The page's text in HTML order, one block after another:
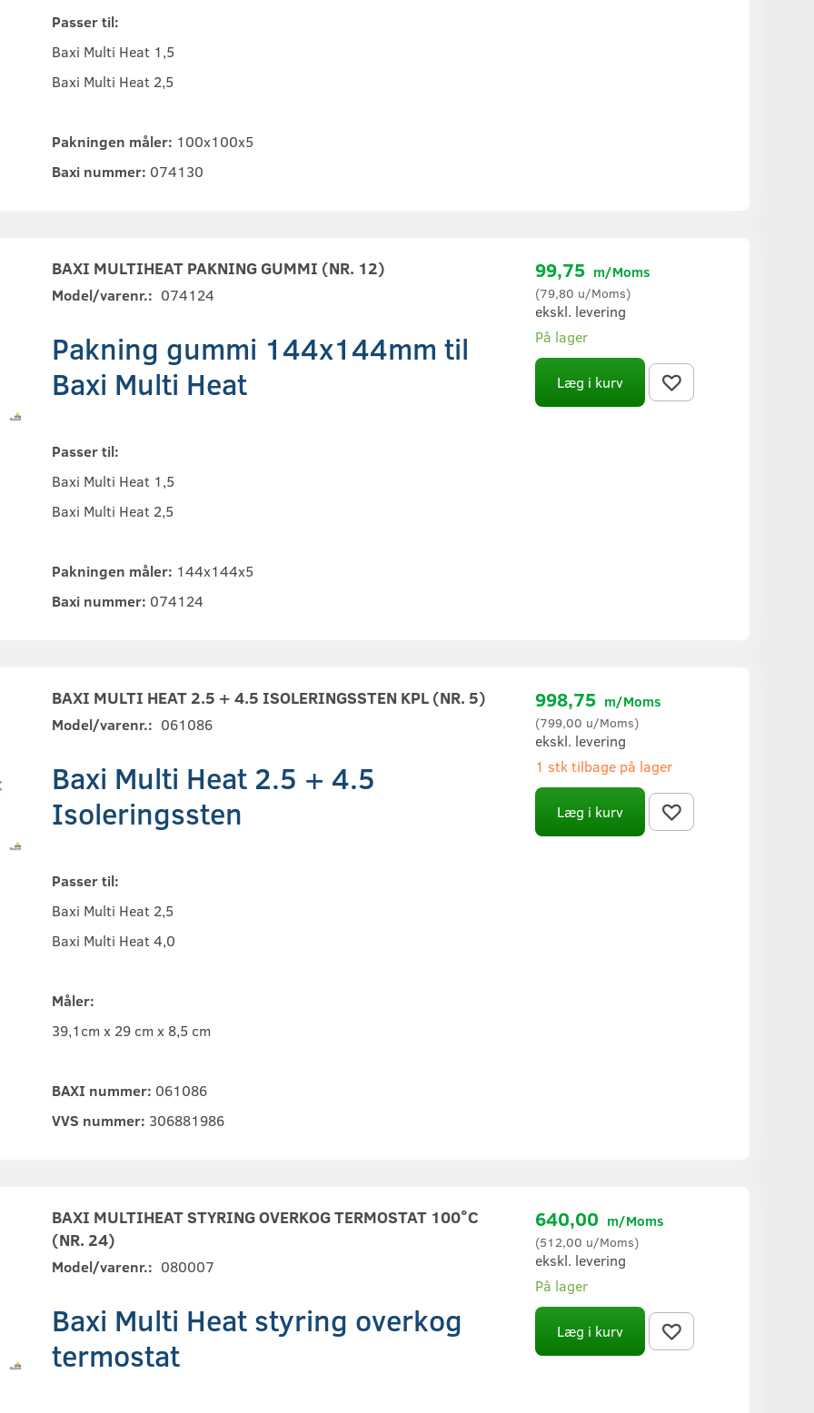
Passer til:
Baxi Multi Heat 1,5
Baxi Multi Heat 2,5
Pakningen måler: 100x100x5
Baxi nummer: 074130
BAXI MULTIHEAT PAKNING GUMMI (NR. 12)
Model/varenr.: 074124
Pakning gummi 144x144mm til
Baxi Multi Heat
Passer til:
Baxi Multi Heat 1,5
Baxi Multi Heat 2,5
Pakningen måler: 144x144x5
Baxi nummer: 074124
99,75 m/Moms
(79,80 u/Moms)
ekskl. levering
På lager
Læg i kurv
BAXI MULTI HEAT 2.5 + 4.5 ISOLERINGSSTEN KPL (NR. 5)
Model/varenr.: 061086
Baxi Multi Heat 2.5 + 4.5
Isoleringssten
Passer til:
Baxi Multi Heat 2,5
Baxi Multi Heat 4,0
Måler:
39,1cm x 29 cm x 8,5 cm
BAXI nummer: 061086
VVS nummer: 306881986
998,75 m/Moms
(799,00 u/Moms)
ekskl. levering
1 stk tilbage på lager
Læg i kurv
BAXI MULTIHEAT STYRING OVERKOG TERMOSTAT 100°C
(NR. 24)
Model/varenr.: 080007
Baxi Multi Heat styring overkog
termostat
640,00 m/Moms
(512,00 u/Moms)
ekskl. levering
På lager
Læg i kurv